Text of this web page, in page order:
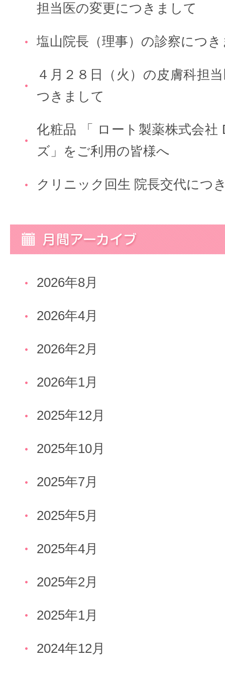
担当医の変更につきまして
塩山院長（理事）の診察につ
４月２８日（火）の皮膚科担
つきまして
化粧品 「 ロート製薬株式会社
ズ」をご利用の皆様へ
クリニック回生 院長交代につ
2026年8月
2026年4月
2026年2月
2026年1月
2025年12月
2025年10月
2025年7月
2025年5月
2025年4月
2025年2月
2025年1月
2024年12月